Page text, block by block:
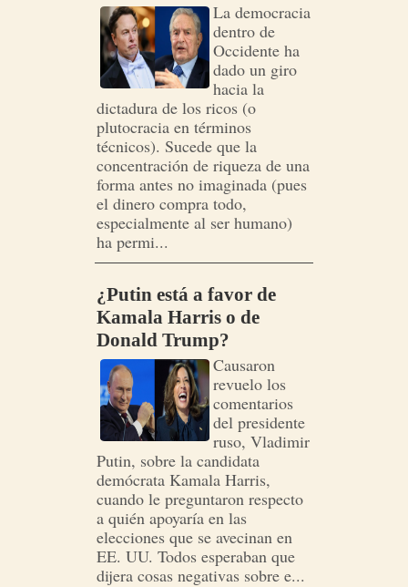
La democracia
dentro de
Occidente ha
dado un giro
hacia la
dictadura de los ricos (o
plutocracia en términos
técnicos). Sucede que la
concentración de riqueza de una
forma antes no imaginada (pues
el dinero compra todo,
especialmente al ser humano)
ha permi...
¿Putin está a favor de
Kamala Harris o de
Donald Trump?
Causaron
revuelo los
comentarios
del presidente
ruso, Vladimir
Putin, sobre la candidata
demócrata Kamala Harris,
cuando le preguntaron respecto
a quién apoyaría en las
elecciones que se avecinan en
EE. UU. Todos esperaban que
dijera cosas negativas sobre e...